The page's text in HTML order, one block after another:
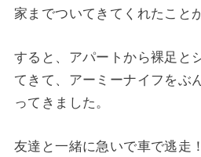
家までついてきてくれたこと
すると、アパートから裸足と
てきて、アーミーナイフをぶ
ってきました。
友達と一緒に急いで車で逃走！